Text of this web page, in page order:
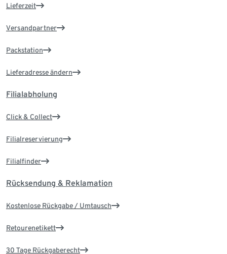
Lieferzeit
Versandpartner
Packstation
Lieferadresse ändern
Filialabholung
Click & Collect
Filialreservierung
Filialfinder
Rücksendung & Reklamation
Kostenlose Rückgabe / Umtausch
Retourenetikett
30 Tage Rückgaberecht